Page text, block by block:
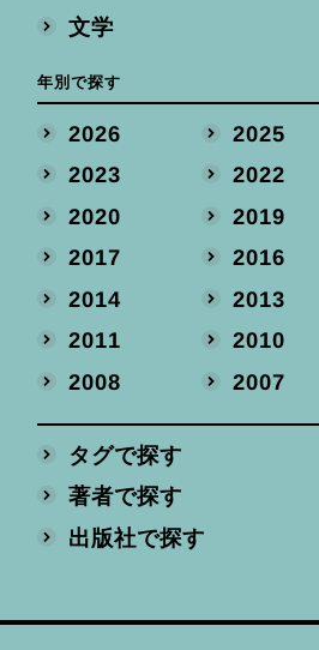
文学
年別で探す
2026 2025
2023
2022
2020
2019
2017
2016
2014
2013
2011
2010
2008
2007
タグで探す
著者で探す
出版社で探す